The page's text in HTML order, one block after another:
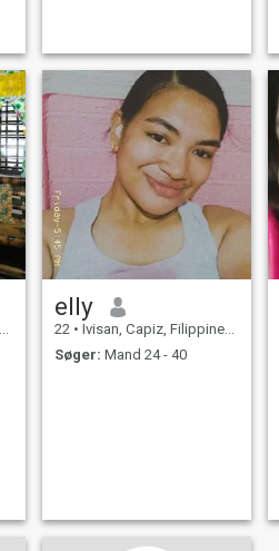
elly
22 • Ivisan, Capiz, Filippinerne
Søger: Mand 24 - 40